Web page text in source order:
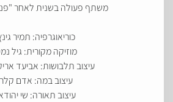
משתף פעולה בשנית לאחר
כוריאוגרפיה: תמיר
מוזיקה מקורית: גיל
עיצוב תלבושות: אביעד
עיצוב במה: אדם קלר
עיצוב תאורה: שי